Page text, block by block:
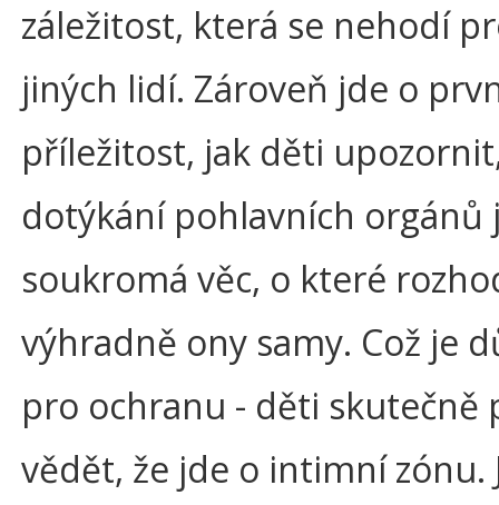
záležitost, která se nehodí
jiných lidí. Zároveň jde o
příležitost, jak děti
dotýkání pohlavních orgánů
soukromá věc, o které
výhradně ony samy. Což je
pro ochranu - děti skutečně
vědět, že jde o intimní zónu.